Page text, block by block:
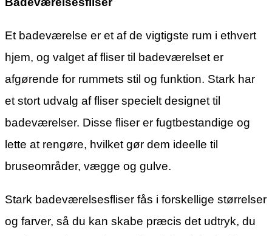
Et badeværelse er et af de vigtigste rum i ethvert
hjem, og valget af fliser til badeværelset er
afgørende for rummets stil og funktion. Stark har
et stort udvalg af fliser specielt designet til
badeværelser. Disse fliser er fugtbestandige og
lette at rengøre, hvilket gør dem ideelle til
bruseområder, vægge og gulve.
Stark badeværelsesfliser fås i forskellige størrelser
og farver, så du kan skabe præcis det udtryk, du